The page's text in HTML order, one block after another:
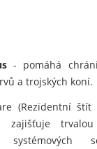
- pomáhá
a trojských koní.
(Rezidentní
zajišťuje
systémových